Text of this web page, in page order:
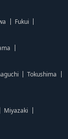
Fukui
Tokushima
Miyazaki